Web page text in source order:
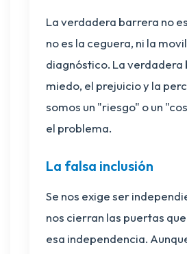
La verdadera barrera no
no es la ceguera, ni la
diagnóstico. La verdadera
miedo, el prejuicio y la
somos un "riesgo" o un
el problema.
La falsa inclusión
Se nos exige ser
nos cierran las puertas
esa independencia.